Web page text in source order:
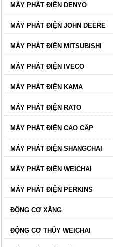
MÁY PHÁT ĐIỆN DENYO
MÁY PHÁT ĐIỆN JOHN DEERE
MÁY PHÁT ĐIỆN MITSUBISHI
MÁY PHÁT ĐIỆN IVECO
MÁY PHÁT ĐIỆN KAMA
MÁY PHÁT ĐIỆN RATO
MÁY PHÁT ĐIỆN CAO CẤP
MÁY PHÁT ĐIỆN SHANGCHAI
MÁY PHÁT ĐIỆN WEICHAI
MÁY PHÁT ĐIỆN PERKINS
ĐỘNG CƠ XĂNG
ĐỘNG CƠ THỦY WEICHAI